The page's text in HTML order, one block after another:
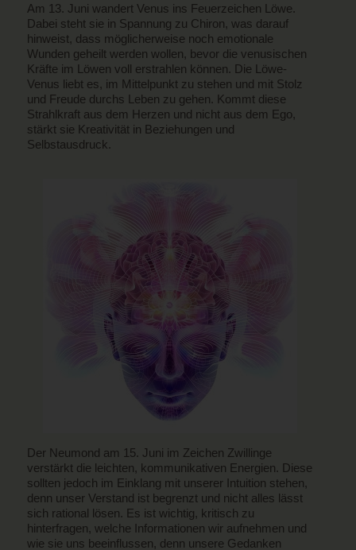
Am 13. Juni wandert Venus ins Feuerzeichen Löwe.
Dabei steht sie in Spannung zu Chiron, was darauf
hinweist, dass möglicherweise noch emotionale
Wunden geheilt werden wollen, bevor die venusischen
Kräfte im Löwen voll erstrahlen können. Die Löwe-
Venus liebt es, im Mittelpunkt zu stehen und mit Stolz
und Freude durchs Leben zu gehen. Kommt diese
Strahlkraft aus dem Herzen und nicht aus dem Ego,
stärkt sie Kreativität in Beziehungen und
Selbstausdruck.
Der Neumond am 15. Juni im Zeichen Zwillinge
verstärkt die leichten, kommunikativen Energien. Diese
sollten jedoch im Einklang mit unserer Intuition stehen,
denn unser Verstand ist begrenzt und nicht alles lässt
sich rational lösen. Es ist wichtig, kritisch zu
hinterfragen, welche Informationen wir aufnehmen und
wie sie uns beeinflussen, denn unsere Gedanken